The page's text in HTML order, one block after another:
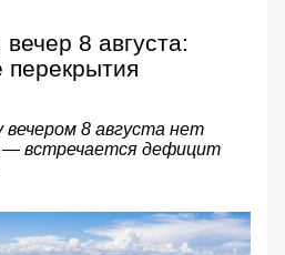
8 августа:
перекрытия
8 августа нет
— встречается дефицит